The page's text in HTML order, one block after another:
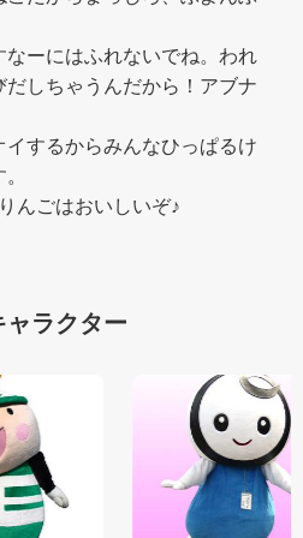
なーにはふれないでね。われ
しちゃうんだから！アブナ
するからみんなひっぱるけ
んごはおいしいぞ♪
ラクター